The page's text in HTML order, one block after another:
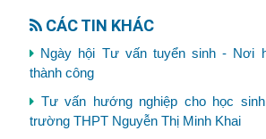
CÁC TIN KHÁC
Ngày hội Tư vấn tuyển sinh - Nơi
thành công
Tư vấn hướng nghiệp cho học
trường THPT Nguyễn Thị Minh Khai